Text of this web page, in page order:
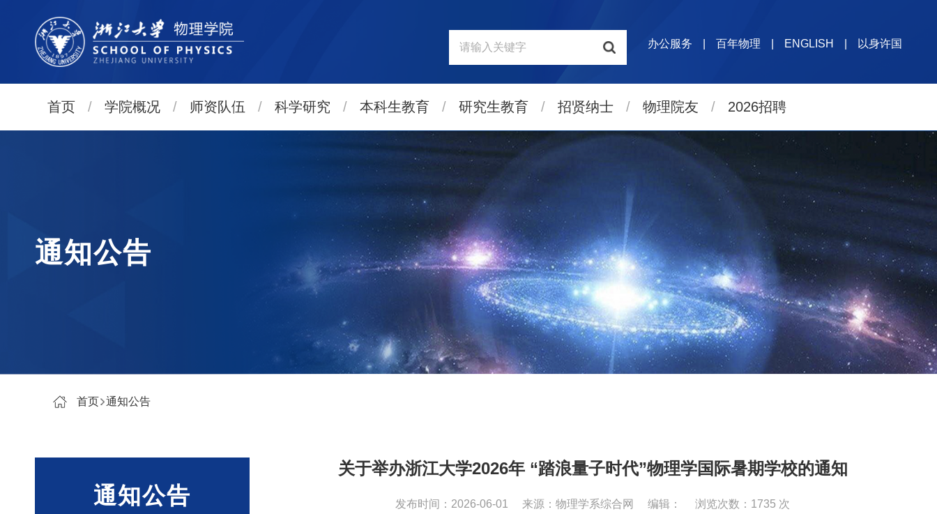
办公服务 百年物理 ENGLISH 以身许国
首页 / 学院概况 / 师资队伍 / 科学研究 / 本科生教育 / 研究生教育 / 招贤纳士 / 物理院友 / 2026招聘
通知公告
首页 通知公告
通知公告
关于举办浙江大学2026年 “踏浪量子时代”物理学国际暑期学校的通知
发布时间：2026-06-01 来源：物理学系综合网 编辑： 浏览次数： 1735 次